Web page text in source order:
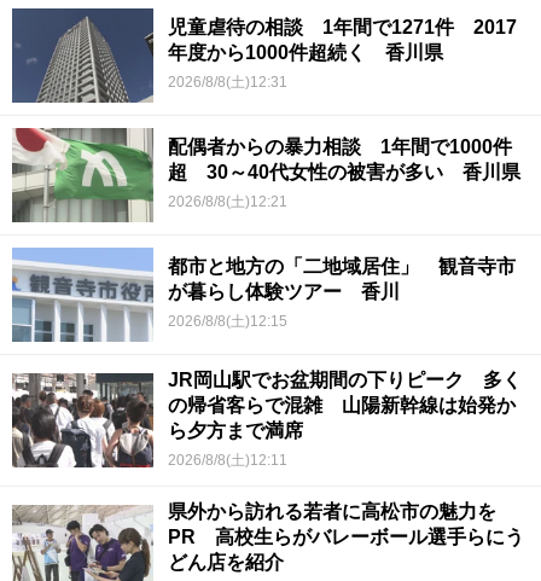
児童虐待の相談 1年間で1271件 2017
年度から1000件超続く 香川県
2026/8/8(土)12:31
配偶者からの暴力相談 1年間で1000件
超 30～40代女性の被害が多い 香川県
2026/8/8(土)12:21
都市と地方の「二地域居住」 観音寺市
が暮らし体験ツアー 香川
2026/8/8(土)12:15
JR岡山駅でお盆期間の下りピーク 多く
の帰省客らで混雑 山陽新幹線は始発か
ら夕方まで満席
2026/8/8(土)12:11
県外から訪れる若者に高松市の魅力を
PR 高校生らがバレーボール選手らにう
どん店を紹介